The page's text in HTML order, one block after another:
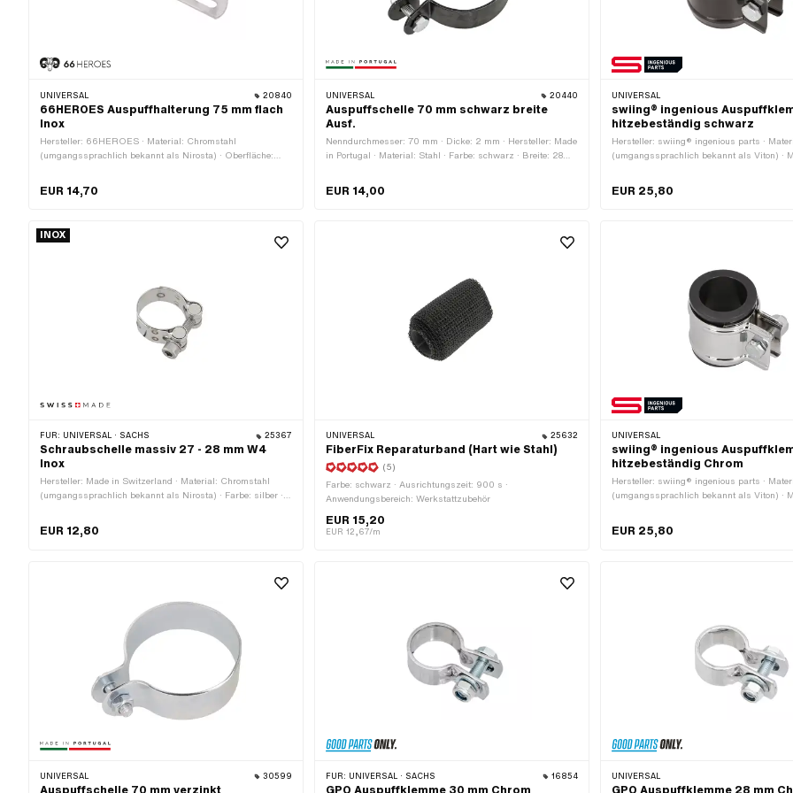
UNIVERSAL 20840
66HEROES Auspuffhalterung 75 mm flach
Inox
Hersteller: 66HEROES · Material: Chromstahl
(umgangssprachlich bekannt als Nirosta) · Oberfläche:
106 mm · Lochabstand: 75 mm · Anzahl
EUR 14,70
UNIVERSAL 20440
Auspuffschelle 70 mm schwarz breite
Ausf.
Nenndurchmesser: 70 mm · Dicke: 2 mm · Hersteller: Made
in Portugal · Material: Stahl · Farbe: schwarz · Breite: 28
Befestigungspunkte: 1 Stk.
EUR 14,00
UNIVERSAL
swiing® ingenious
hitzebeständig schwarz
Hersteller: swiing® ingenious parts ·
(umgangssprachlich bekannt als Viton) ·
Gesamtlänge: 40 mm
EUR 25,80
INOX
FÜR: UNIVERSAL · SACHS 25367
Schraubschelle massiv 27 - 28 mm W4
Inox
Hersteller: Made in Switzerland · Material: Chromstahl
(umgangssprachlich bekannt als Nirosta) · Farbe: silber ·
mm
EUR 12,80
UNIVERSAL 25632
FiberFix Reparaturband (Hart wie Stahl)
(5)
Farbe: schwarz · Ausrichtungszeit: 900 s ·
Anwendungsbereich: Werkstattzubehör
EUR 15,20
EUR 12,67/m
UNIVERSAL
swiing® ingenious
hitzebeständig Chrom
Hersteller: swiing® ingenious parts ·
(umgangssprachlich bekannt als Viton) ·
verchromt · Gesamtlänge: 40 mm
EUR 25,80
UNIVERSAL 30599 FÜR: UNIVERSAL · SACHS 16854 UNIVERSAL